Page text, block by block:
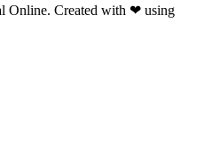
Online. Created with ❤ using